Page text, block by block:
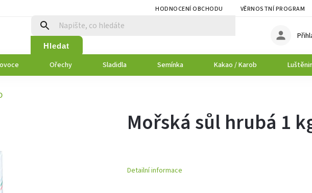
HODNOCENÍ OBCHODU VĚRNOSTNÍ PROGRAM
Hledat
Ořechy Sladidla Semínka Kakao / Karob
Mořská sůl hrubá 1
Detailní informace